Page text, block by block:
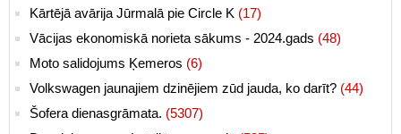
Kārtējā avārija Jūrmalā pie Circle K (17)
Vācijas ekonomiskā norieta sākums - 2024.gads (48)
Moto salidojums Ķemeros (6)
Volkswagen jaunajiem dzinējiem zūd jauda, ko darīt? (44)
Šofera dienasgrāmata. (5307)